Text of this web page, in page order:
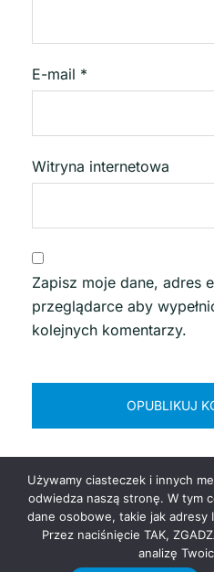
E-mail *
Witryna internetowa
Zapisz moje dane, adres
przeglądarce aby
kolejnych komentarzy.
© 2026 MUSTC.
Używamy ciasteczek i innych
odwiedza naszą stronę. W tym
dane osobowe, takie jak adresy
Przez naciśnięcie TAK,
analizę